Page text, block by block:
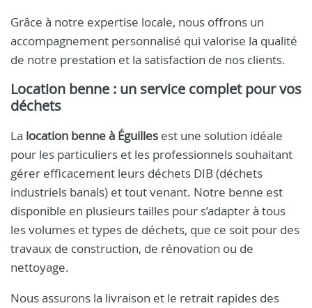
Grâce à notre expertise locale, nous offrons un
accompagnement personnalisé qui valorise la qualité
de notre prestation et la satisfaction de nos clients.
Location benne : un service complet pour vos
déchets
La location benne à Éguilles est une solution idéale
pour les particuliers et les professionnels souhaitant
gérer efficacement leurs déchets DIB (déchets
industriels banals) et tout venant. Notre benne est
disponible en plusieurs tailles pour s’adapter à tous
les volumes et types de déchets, que ce soit pour des
travaux de construction, de rénovation ou de
nettoyage.
Nous assurons la livraison et le retrait rapides des